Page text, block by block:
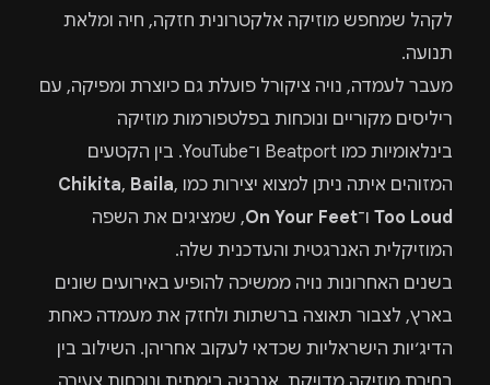
לקהל שמחפש מוזיקה אלקטרונית חזקה, חיה ומלאת
תנועה.
מעבר לעמדה, נויה ציקורל פועלת גם כיוצרת ומפיקה, עם
ריליסים מקוריים ונוכחות בפלטפורמות מוזיקה
בינלאומיות כמו Beatport ו־YouTube. בין הקטעים
המזוהים איתה ניתן למצוא יצירות כמו
Chikita, Baila,
Too Loud ו־On Your Feet, שמציגים את השפה
המוזיקלית האנרגטית והעדכנית שלה.
בשנים האחרונות נויה ממשיכה להופיע באירועים שונים
בארץ, לצבור תאוצה ברשתות ולחזק את מעמדה כאחת
הדיג׳יות הישראליות שכדאי לעקוב אחריהן. השילוב בין